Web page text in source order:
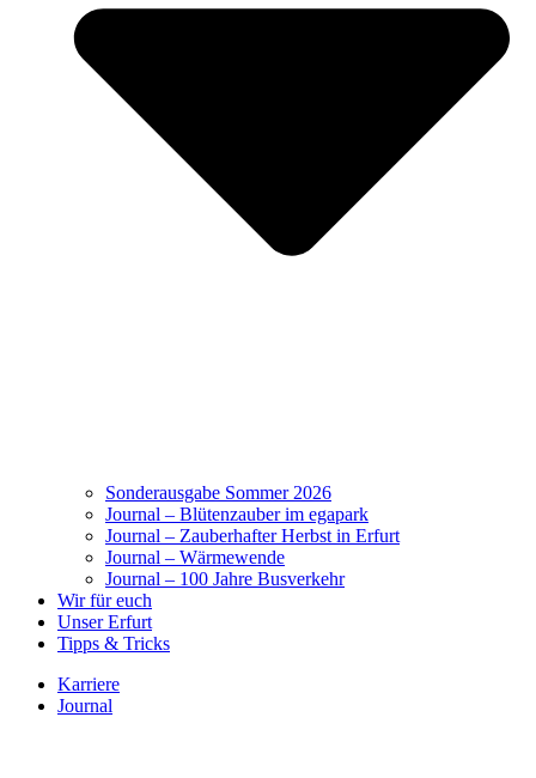
Sonderausgabe Sommer 2026
Journal – Blütenzauber im egapark
Journal – Zauberhafter Herbst in Erfurt
Journal – Wärmewende
Journal – 100 Jahre Busverkehr
Wir für euch
Unser Erfurt
Tipps & Tricks
Karriere
Journal